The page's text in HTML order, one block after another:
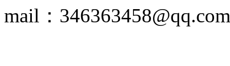
mail：346363458@qq.com